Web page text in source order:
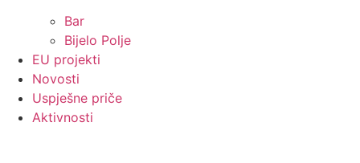
Bar
Bijelo Polje
EU projekti
Novosti
Uspješne priče
Aktivnosti